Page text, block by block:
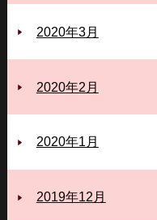
2020年3月
2020年2月
2020年1月
2019年12月